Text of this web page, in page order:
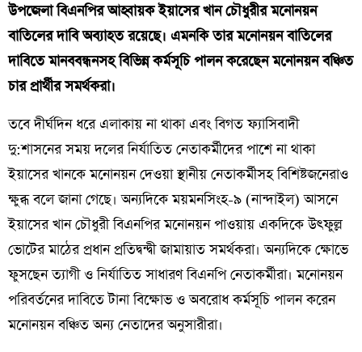
উপজেলা বিএনপির আহ্বায়ক ইয়াসের খান চৌধুরীর মনোনয়ন
বাতিলের দাবি অব্যাহত রয়েছে। এমনকি তার মনোনয়ন বাতিলের
দাবিতে মানববন্ধনসহ বিভিন্ন কর্মসূচি পালন করেছেন মনোনয়ন বঞ্চিত
চার প্রার্থীর সমর্থকরা।
তবে দীর্ঘদিন ধরে এলাকায় না থাকা এবং বিগত ফ্যাসিবাদী
দু:শাসনের সময় দলের নির্যাতিত নেতাকর্মীদের পাশে না থাকা
ইয়াসের খানকে মনোনয়ন দেওয়া স্থানীয় নেতাকর্মীসহ বিশিষ্টজনেরাও
ক্ষুব্ধ বলে জানা গেছে। অন্যদিকে ময়মনসিংহ-৯ (নান্দাইল) আসনে
ইয়াসের খান চৌধুরী বিএনপির মনোনয়ন পাওয়ায় একদিকে উৎফুল্ল
ভোটের মাঠের প্রধান প্রতিদ্বন্দ্বী জামায়াত সমর্থকরা। অন্যদিকে ক্ষোভে
ফুসছেন ত্যাগী ও নির্যাতিত সাধারণ বিএনপি নেতাকর্মীরা। মনোনয়ন
পরিবর্তনের দাবিতে টানা বিক্ষোভ ও অবরোধ কর্মসূচি পালন করেন
মনোনয়ন বঞ্চিত অন্য নেতাদের অনুসারীরা।